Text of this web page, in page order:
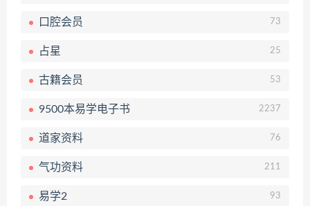
口腔会员 73
占星 25
古籍会员 53
9500本易学电子书 2237
道家资料 76
气功资料 211
易学2 93